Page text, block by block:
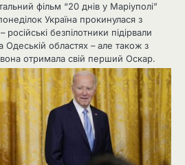
фільм “20 днів у Маріуполі”
Україна прокинулася з
безпілотники підірвали
Одеській областях – але також з
отримала свій перший Оскар.